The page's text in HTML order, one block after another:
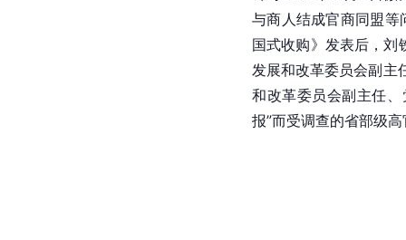
与商人结成官商同盟
国式收购》发表后，刘
发展和改革委员会副主
和改革委员会副主任
报”而受调查的省部级